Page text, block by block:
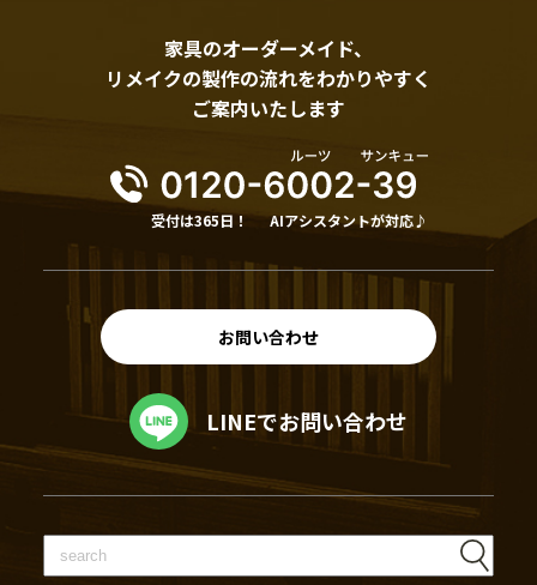
家具のオーダーメイド、
リメイクの製作の流れをわかりやすく
ご案内いたします
受付は365日！ AIアシスタントが対応♪
お問い合わせ
LINEでお問い合わせ